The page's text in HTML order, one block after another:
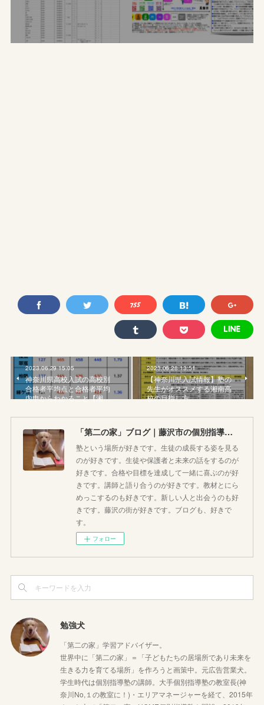
2023.06.29 15:05
神奈川県高校入試の高校別
合格者平均点と合格者平均
内申からわかること【湘…
2023.06.28 13:51
【神奈川県入試情報】塾の
先生がオススメする湘南高
校の目指し方
「第二の家」ブログ｜藤沢市の個別指導塾のお話
塾という場所が好きです。生徒の成長する姿を見る
のが好きです。生徒や保護者と未来の話をするのが
好きです。合格や目標を達成して一緒に喜ぶのが好
きです。講師と語り合うのが好きです。教材とにら
めっこするのも好きです。新しい人と出会うのも好
きです。藤沢の街が好きです。ブログも、好きで
す。
フォロー
勉強犬
「第二の家」学習アドバイザー。
世界中に「第二の家」＝「子どもたちの居場所であり未来を
生きる力を育てる場所」を作ろうと画策中。元広告営業犬。
学生時代は個別指導塾の講師。大手個別指導塾の教室長(神
奈川No,１の教室に！)・エリアマネージャーを経て、2015年